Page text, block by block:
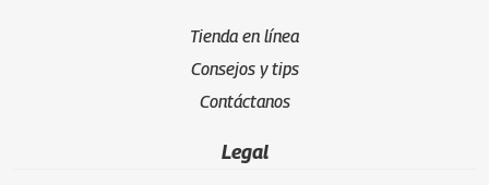
Tienda en línea
Consejos y tips
Contáctanos
Legal